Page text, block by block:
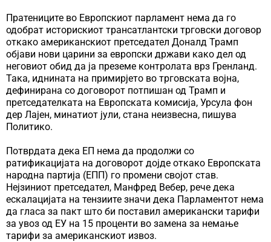
Пратениците во Европскиот парламент нема да го
одобрат историскиот трансатлантски трговски договор
откако американскиот претседател Доналд Трамп
објави нови царини за европски држави како дел од
неговиот обид да ја преземе контролата врз Гренланд.
Така, иднината на примирјето во трговската војна,
дефинирана со договорот потпишан од Трамп и
претседателката на Европската комисија, Урсула фон
дер Лајен, минатиот јули, стана неизвесна, пишува
Политико.
Потврдата дека ЕП нема да продолжи со
ратификацијата на договорот дојде откако Европската
народна партија (ЕПП) го промени својот став.
Нејзиниот претседател, Манфред Вебер, рече дека
ескалацијата на тензиите значи дека Парламентот нема
да гласа за пакт што би поставил американски тарифи
за увоз од ЕУ на 15 проценти во замена за немање
тарифи за американскиот извоз.